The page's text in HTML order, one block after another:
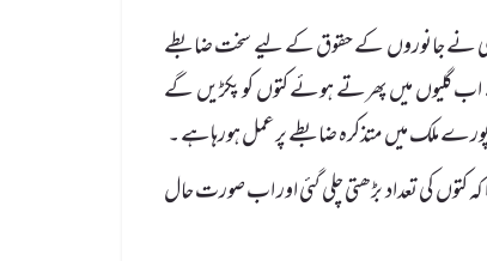
نے جانوروں کے حقوق کے لیے سخت ضابطے
گلیوں میں پھرتے ہوئے کتوں کو پکڑیں گے
پورے ملک میں متذکرہ ضابطے پر عمل ہورہاہے ۔
کی تعداد بڑھتی چلی گئی اور اب صورت حال